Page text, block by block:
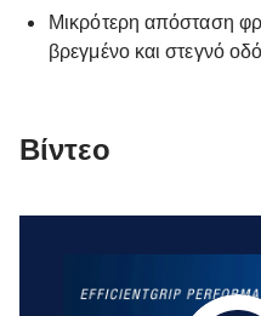
Μικρότερη απόσταση
βρεγμένο και στεγνό
Βίντεο